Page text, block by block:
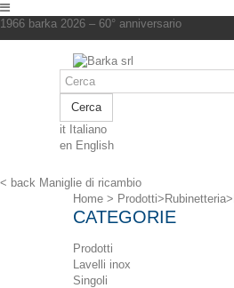
1966 barka 2026 – 60° anniversario
Cerca
it Italiano
en English
< back Maniglie di ricambio
Home > Prodotti> Rubinetteria>
CATEGORIE
Prodotti
Lavelli inox
Singoli